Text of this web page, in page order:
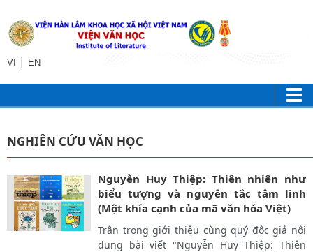
VI | EN
NGHIÊN CỨU VĂN HỌC
Nguyễn Huy Thiệp: Thiên nhiên như
biểu tượng và nguyên tắc tâm linh
(Một khía cạnh của mã văn hóa Việt)
Trân trọng giới thiệu cùng quý độc giả nội
dung bài viết "Nguyễn Huy Thiệp: Thiên